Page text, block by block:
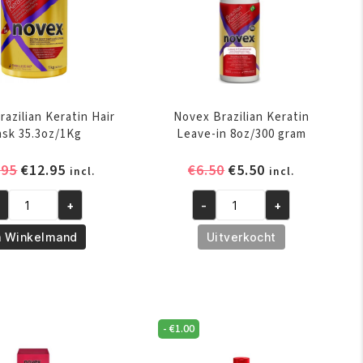
Keratin Hair
35.3oz/1Kg
Oorspronkelijke
was:
€14.95.
€12.95 Huidige
prijs
is:
€12.95.
incl.
+
Winkelmand
Novex Brazilian Keratin
Leave-in 8oz/300 gram
€6.50Oorspronkelijke
was:
€6.50.
€5.50 Huidige
prijs
is:
€5.50.
incl.
Novex
Brazilian
Keratin
gram
- +
Uitverkocht
- €1.00